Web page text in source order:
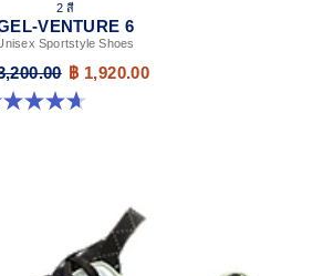
2 สี
VENTURE 6
Sportstyle Shoes
฿ 1,920.00
วิว